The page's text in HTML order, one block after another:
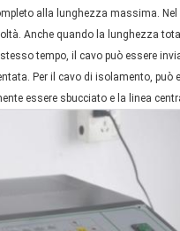
alla lunghezza massima.
Anche quando la lunghezza
tempo, il cavo può essere
Per il cavo di isolamento, può
essere sbucciato e la linea